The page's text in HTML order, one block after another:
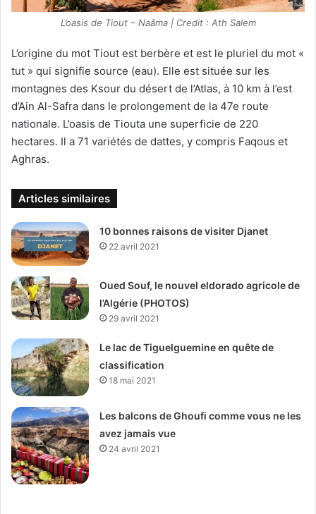
L’oasis de Tiout – Naâma | Credit : Ath Salem
L’origine du mot Tiout est berbère et est le pluriel du mot «
tut » qui signifie source (eau). Elle est située sur les
montagnes des Ksour du désert de l’Atlas, à 10 km à l’est
d’Ain Al-Safra dans le prolongement de la 47e route
nationale. L’oasis de Tiouta une superficie de 220
hectares. Il a 71 variétés de dattes, y compris Faqous et
Aghras.
Articles similaires
10 bonnes raisons de visiter Djanet
22 avril 2021
Oued Souf, le nouvel eldorado agricole de
l’Algérie (PHOTOS)
29 avril 2021
Le lac de Tiguelguemine en quête de
classification
18 mai 2021
Les balcons de Ghoufi comme vous ne les
avez jamais vue
24 avril 2021